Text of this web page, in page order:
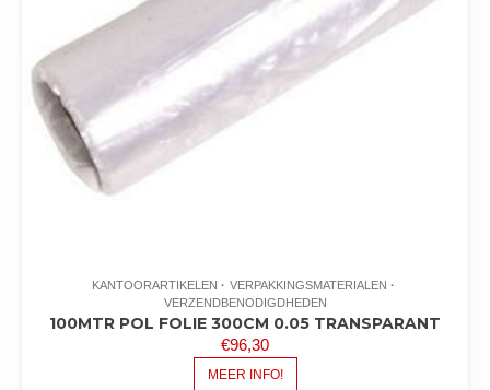
KANTOORARTIKELEN
VERPAKKINGSMATERIALEN
VERZENDBENODIGDHEDEN
100MTR POL FOLIE 300CM 0.05 TRANSPARANT
€96,30
MEER INFO!